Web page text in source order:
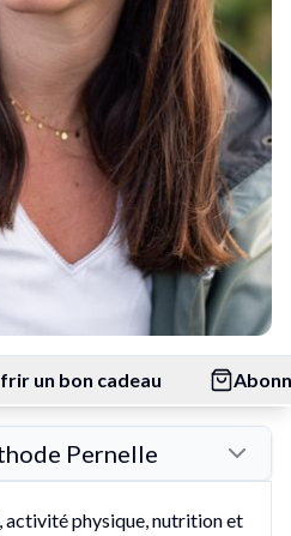
un bon cadeau
Pernelle
activité physique, nutrition et